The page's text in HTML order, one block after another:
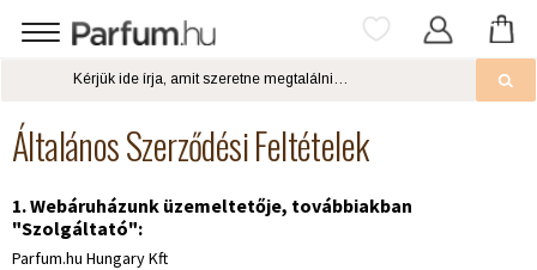
Általános Szerződési Feltételek
1. Webáruházunk üzemeltetője, továbbiakban
"Szolgáltató":
Parfum.hu Hungary Kft